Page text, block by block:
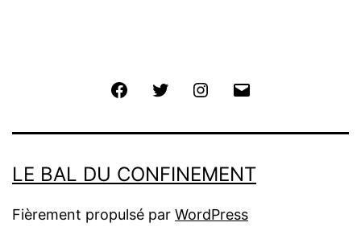
FacebookTwitter Instagram
LE BAL DU CONFINEMENT
Fièrement propulsé par WordPress